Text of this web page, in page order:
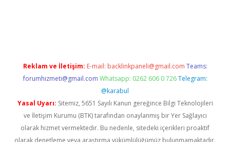
Reklam ve İletişim: E-mail: backlinkpaneli@gmail.com Teams:
forumhizmeti@gmail.com Whatsapp: 0262 606 0 726 Telegram:
@karabul
Yasal Uyarı: Sitemiz, 5651 Sayılı Kanun gereğince Bilgi Teknolojileri
ve İletişim Kurumu (BTK) tarafından onaylanmış bir Yer Sağlayıcı
olarak hizmet vermektedir. Bu nedenle, sitedeki içerikleri proaktif
olarak denetleme veya araştırma yükümlülüğümüz bulunmamaktadır.